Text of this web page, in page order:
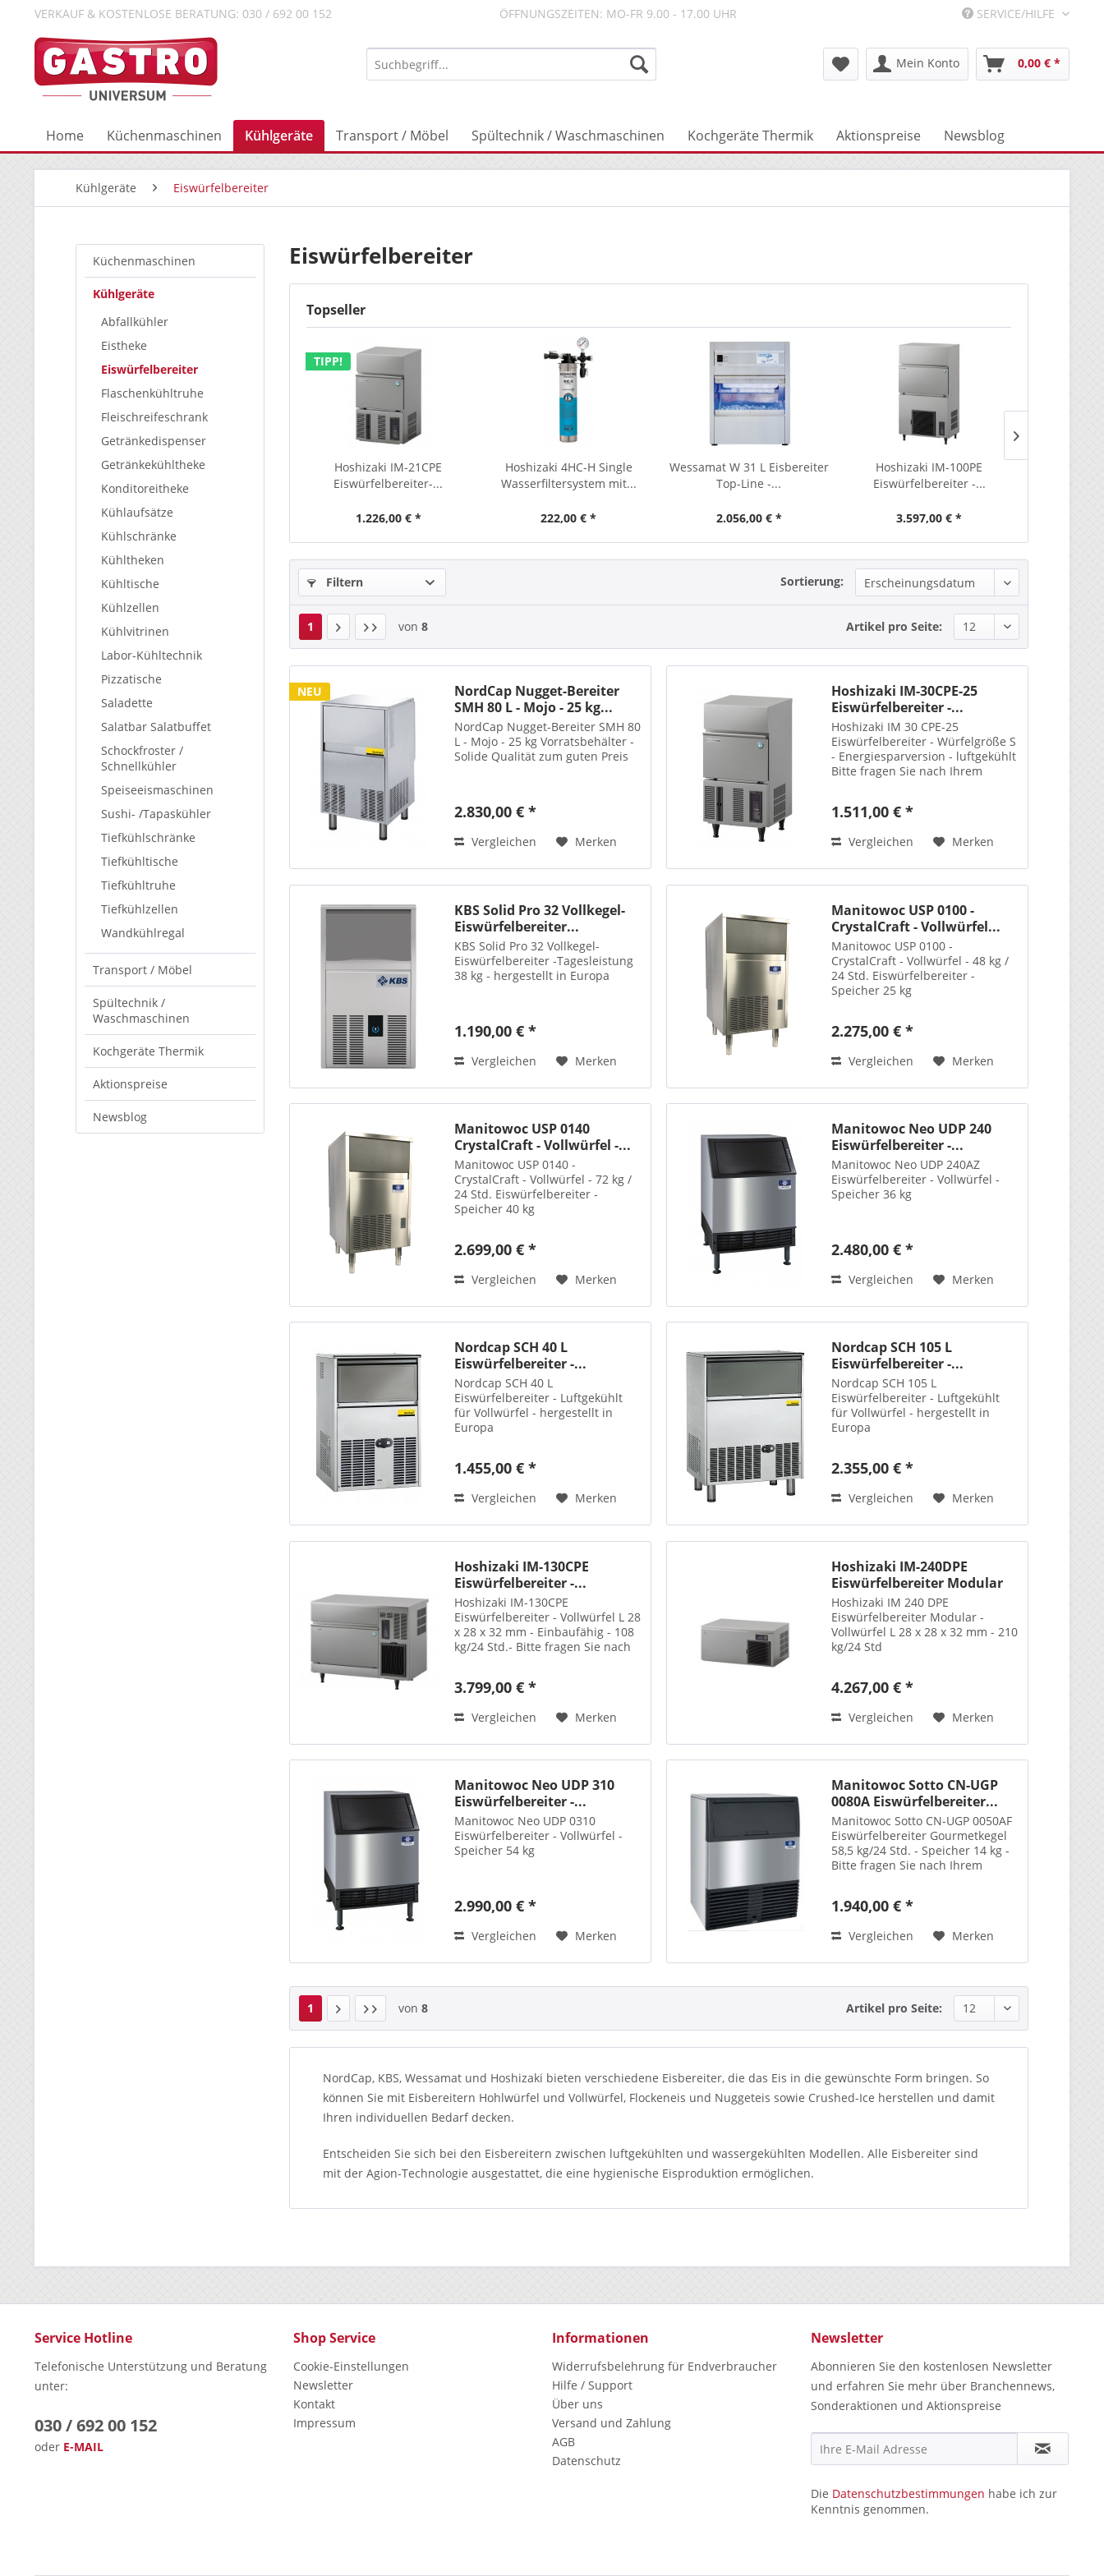
VERKAUF & KOSTENLOSE BERATUNG: 030 / 692 00 152 ÖFFNUNGSZEITEN: MO-FR 9.00 - 17.00 UHR SERVICE/HILFE
Mein Konto 0,00 € *
Home Küchenmaschinen Kühlgeräte Transport / Möbel Spültechnik / Waschmaschinen Kochgeräte Thermik Aktionspreise Newsblog
Kühlgeräte Eiswürfelbereiter
Küchenmaschinen
Kühlgeräte
Abfallkühler
Eistheke
Eiswürfelbereiter
Flaschenkühltruhe
Fleischreifeschrank
Getränkedispenser
Getränkekühltheke
Konditoreitheke
Kühlaufsätze
Kühlschränke
Kühltheken
Kühltische
Kühlzellen
Kühlvitrinen
Labor-Kühltechnik
Pizzatische
Saladette
Salatbar Salatbuffet
Schockfroster /
Schnellkühler
Speiseeismaschinen
Sushi- /Tapaskühler
Tiefkühlschränke
Tiefkühltische
Tiefkühltruhe
Tiefkühlzellen
Wandkühlregal
Transport / Möbel
Spültechnik /
Waschmaschinen
Kochgeräte Thermik
Aktionspreise
Newsblog
Eiswürfelbereiter
Topseller
TIPP!
Hoshizaki IM-21CPE
Eiswürfelbereiter-...
1.226,00 € *
Hoshizaki 4HC-H Single
Wasserfiltersystem mit...
222,00 € *
Wessamat W 31 L Eisbereiter
Top-Line -...
2.056,00 € *
Hoshizaki IM-100PE
Eiswürfelbereiter -...
3.597,00 € *
Filtern Sortierung:
1 von 8 Artikel pro Seite:
NEU
NordCap Nugget-Bereiter
SMH 80 L - Mojo - 25 kg...
NordCap Nugget-Bereiter SMH 80
L - Mojo - 25 kg Vorratsbehälter -
Solide Qualität zum guten Preis
2.830,00 € *
Vergleichen Merken
Hoshizaki IM-30CPE-25
Eiswürfelbereiter -...
Hoshizaki IM 30 CPE-25
Eiswürfelbereiter - Würfelgröße S
- Energiesparversion - luftgekühlt
Bitte fragen Sie nach Ihrem
1.511,00 € *
Vergleichen Merken
KBS Solid Pro 32 Vollkegel-
Eiswürfelbereiter...
KBS Solid Pro 32 Vollkegel-
Eiswürfelbereiter -Tagesleistung
38 kg - hergestellt in Europa
1.190,00 € *
Vergleichen Merken
Manitowoc USP 0100 -
CrystalCraft - Vollwürfel...
Manitowoc USP 0100 -
CrystalCraft - Vollwürfel - 48 kg /
24 Std. Eiswürfelbereiter -
Speicher 25 kg
2.275,00 € *
Vergleichen Merken
Manitowoc USP 0140
CrystalCraft - Vollwürfel -...
Manitowoc USP 0140 -
CrystalCraft - Vollwürfel - 72 kg /
24 Std. Eiswürfelbereiter -
Speicher 40 kg
2.699,00 € *
Vergleichen Merken
Manitowoc Neo UDP 240
Eiswürfelbereiter -...
Manitowoc Neo UDP 240AZ
Eiswürfelbereiter - Vollwürfel -
Speicher 36 kg
2.480,00 € *
Vergleichen Merken
Nordcap SCH 40 L
Eiswürfelbereiter -...
Nordcap SCH 40 L
Eiswürfelbereiter - Luftgekühlt
für Vollwürfel - hergestellt in
Europa
1.455,00 € *
Vergleichen Merken
Nordcap SCH 105 L
Eiswürfelbereiter -...
Nordcap SCH 105 L
Eiswürfelbereiter - Luftgekühlt
für Vollwürfel - hergestellt in
Europa
2.355,00 € *
Vergleichen Merken
Hoshizaki IM-130CPE
Eiswürfelbereiter -...
Hoshizaki IM-130CPE
Eiswürfelbereiter - Vollwürfel L 28
x 28 x 32 mm - Einbaufähig - 108
kg/24 Std.- Bitte fragen Sie nach
3.799,00 € *
Vergleichen Merken
Hoshizaki IM-240DPE
Eiswürfelbereiter Modular
-...
Hoshizaki IM 240 DPE
Eiswürfelbereiter Modular -
Vollwürfel L 28 x 28 x 32 mm - 210
kg/24 Std
4.267,00 € *
Vergleichen Merken
Manitowoc Neo UDP 310
Eiswürfelbereiter -...
Manitowoc Neo UDP 0310
Eiswürfelbereiter - Vollwürfel -
Speicher 54 kg
2.990,00 € *
Vergleichen Merken
Manitowoc Sotto CN-UGP
0080A Eiswürfelbereiter...
Manitowoc Sotto CN-UGP 0050AF
Eiswürfelbereiter Gourmetkegel
58,5 kg/24 Std. - Speicher 14 kg -
Bitte fragen Sie nach Ihrem
1.940,00 € *
Vergleichen Merken
1 von 8 Artikel pro Seite:
NordCap, KBS, Wessamat und Hoshizaki bieten verschiedene Eisbereiter, die das Eis in die gewünschte Form bringen. So
können Sie mit Eisbereitern Hohlwürfel und Vollwürfel, Flockeneis und Nuggeteis sowie Crushed-Ice herstellen und damit
Ihren individuellen Bedarf decken.
Entscheiden Sie sich bei den Eisbereitern zwischen luftgekühlten und wassergekühlten Modellen. Alle Eisbereiter sind
mit der Agion-Technologie ausgestattet, die eine hygienische Eisproduktion ermöglichen.
Service Hotline
Telefonische Unterstützung und Beratung
unter:
030 / 692 00 152
oder E-MAIL
Shop Service
Cookie-Einstellungen
Newsletter
Kontakt
Impressum
Informationen
Widerrufsbelehrung für Endverbraucher
Hilfe / Support
Über uns
Versand und Zahlung
AGB
Datenschutz
Newsletter
Abonnieren Sie den kostenlosen Newsletter
und erfahren Sie mehr über Branchennews,
Sonderaktionen und Aktionspreise
Die Datenschutzbestimmungen habe ich zur
Kenntnis genommen.